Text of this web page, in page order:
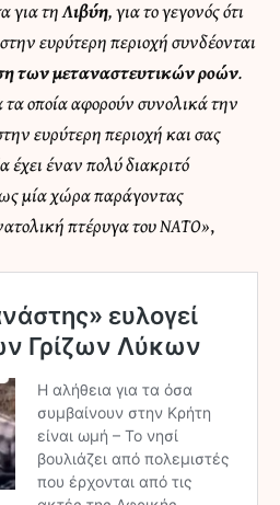
για τηΛιβύη, για το γεγονός ότι
ευρύτερη περιοχή συνδέονται
των μεταναστευτικών ροών.
οποία αφορούν συνολικά την
ευρύτερη περιοχή και σας
έναν πολύ διακριτό
μία χώρα παράγοντας
πτέρυγα του ΝΑΤΟ»,